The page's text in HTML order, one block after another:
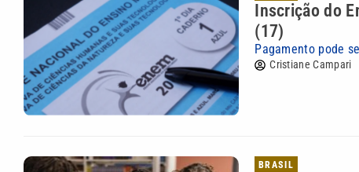
Inscrição do
(17)
Pagamento pode
Cristiane Campari
BRASIL